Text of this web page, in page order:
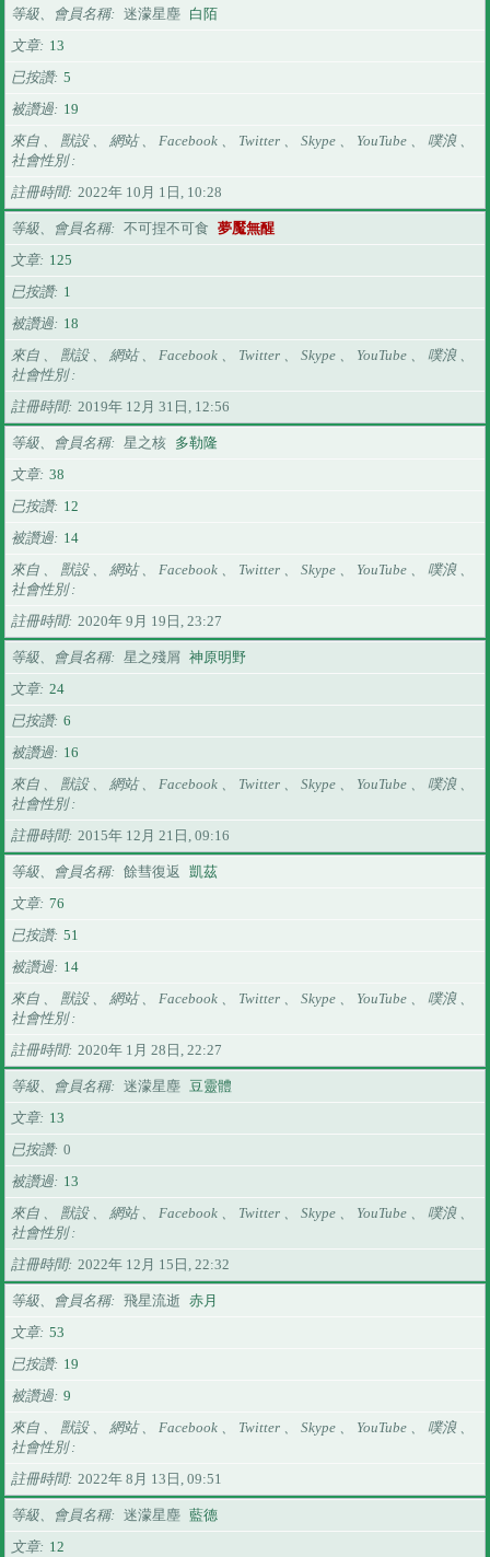
等級、會員名稱 迷濛星塵 白陌
文章
13
已按讚 5
被讚過
19
來自 、 獸設 、 網站 、 Facebook 、 Twitter 、 Skype 、 YouTube 、 噗浪 、
社會性別
註冊時間
2022年 10月 1日, 10:28
等級、會員名稱 不可捏不可食 夢魘無醒
文章
125
已按讚
1
被讚過
18
來自 、 獸設 、 網站 、 Facebook 、 Twitter 、 Skype 、 YouTube 、 噗浪 、
社會性別
註冊時間
2019年 12月 31日, 12:56
等級、會員名稱 星之核 多勒隆
文章 38
已按讚
12
被讚過
14
來自 、 獸設 、 網站 、 Facebook 、 Twitter 、 Skype 、 YouTube 、 噗浪 、
社會性別
註冊時間
2020年 9月 19日, 23:27
等級、會員名稱 星之殘屑 神原明野
文章 24
已按讚 6
被讚過
16
來自 、 獸設 、 網站 、 Facebook 、 Twitter 、 Skype 、 YouTube 、 噗浪 、
社會性別
註冊時間
2015年 12月 21日, 09:16
等級、會員名稱 餘彗復返
凱茲
文章 76
已按讚 51
被讚過
14
來自 、 獸設 、 網站 、 Facebook 、 Twitter 、 Skype 、 YouTube 、 噗浪 、
社會性別
註冊時間
2020年 1月 28日, 22:27
等級、會員名稱 迷濛星塵 豆靈體
文章
13
已按讚 0
被讚過
13
來自 、 獸設 、 網站 、 Facebook 、 Twitter 、 Skype 、 YouTube 、 噗浪 、
社會性別
註冊時間
2022年 12月 15日, 22:32
等級、會員名稱 飛星流逝 赤月
文章 53
已按讚
19
被讚過 9
來自 、 獸設 、 網站 、 Facebook 、 Twitter 、 Skype 、 YouTube 、 噗浪 、
社會性別
註冊時間
2022年 8月 13日, 09:51
等級、會員名稱 迷濛星塵 藍德
文章
12